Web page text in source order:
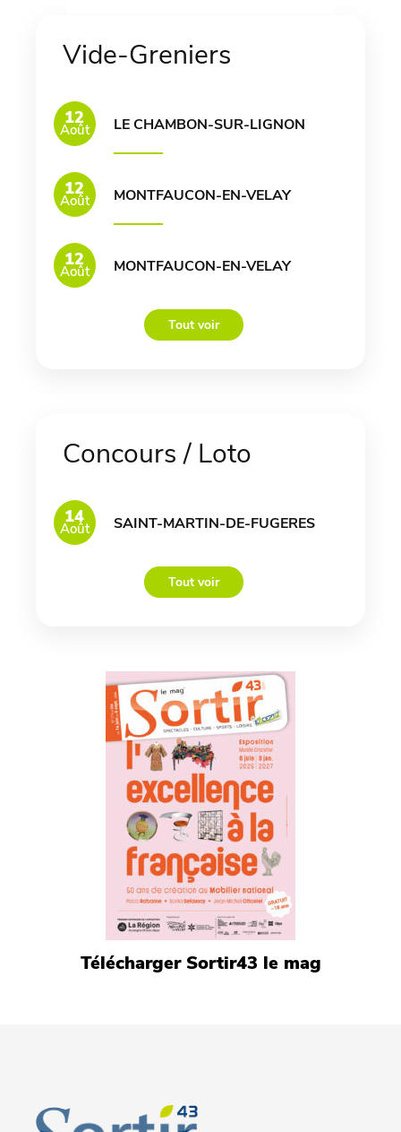
Vide-Greniers
12
Août LE CHAMBON-SUR-LIGNON
12
Août MONTFAUCON-EN-VELAY
12
Août MONTFAUCON-EN-VELAY
Tout voir
Concours / Loto
14
Août SAINT-MARTIN-DE-FUGERES
Tout voir
Télécharger Sortir43 le mag